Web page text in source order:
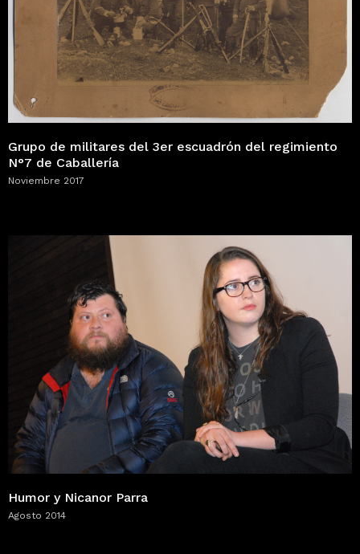
Grupo de militares del 3er escuadrón del regimiento
N°7 de Caballería
Noviembre 2017
Humor y Nicanor Parra
Agosto 2014